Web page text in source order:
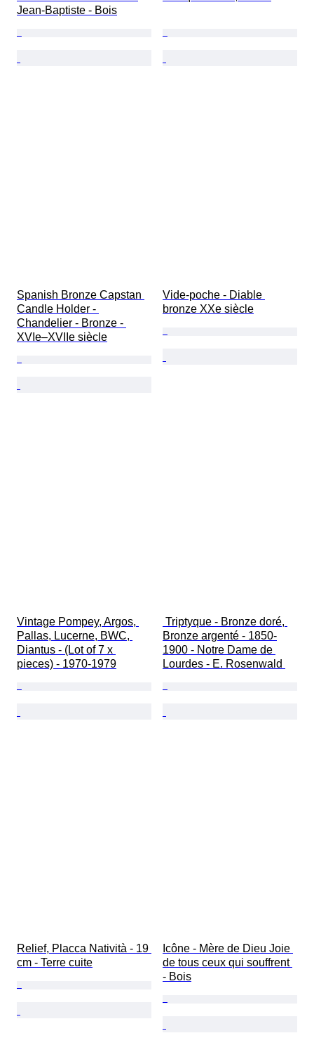
Jean-Baptiste - Bois
Spanish Bronze Capstan
Candle Holder -
Chandelier - Bronze -
XVIe–XVIIe siècle
Vide-poche - Diable
bronze XXe siècle
Vintage Pompey, Argos,
Pallas, Lucerne, BWC,
Diantus - (Lot of 7 x
pieces) - 1970-1979
Bronze argenté - 1850-
1900 - Notre Dame de
Lourdes - E. Rosenwald
Relief, Placca Natività - 19
cm - Terre cuite
Icône - Mère de Dieu Joie
de tous ceux qui souffrent
- Bois